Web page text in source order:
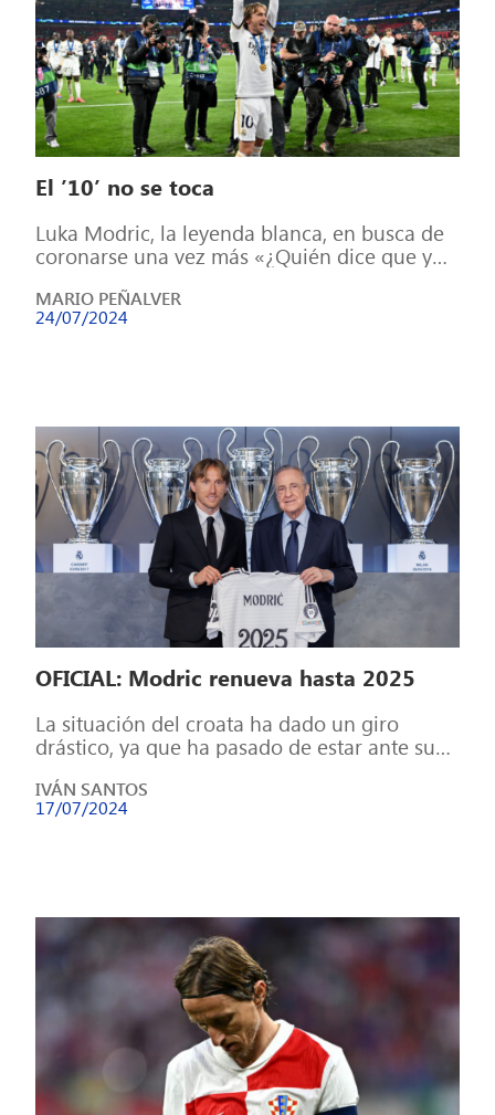
El ’10’ no se toca
Luka Modric, la leyenda blanca, en busca de
coronarse una vez más «¿Quién dice que yo
MARIO PEÑALVER
24/07/2024
OFICIAL: Modric renueva hasta 2025
La situación del croata ha dado un giro
drástico, ya que ha pasado de estar ante sus
IVÁN SANTOS
17/07/2024